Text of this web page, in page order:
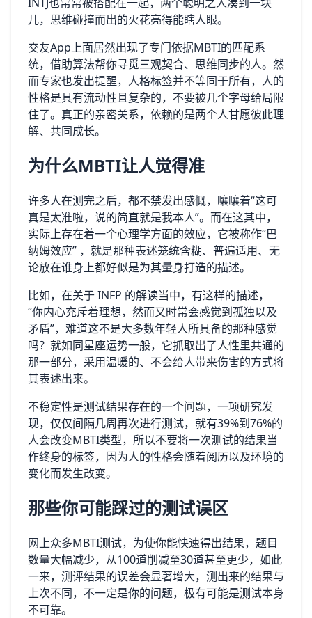
儿，思维碰撞而出的火花亮得能瞎人眼。
交友App上面居然出现了专门依据MBTI的匹配系
统，借助算法帮你寻觅三观契合、思维同步的人。然
而专家也发出提醒，人格标签并不等同于所有，人的
性格是具有流动性且复杂的，不要被几个字母给局限
住了。真正的亲密关系，依赖的是两个人甘愿彼此理
解、共同成长。
为什么MBTI让人觉得准
许多人在测完之后，都不禁发出感慨，嚷嚷着“这可
真是太准啦，说的简直就是我本人”。而在这其中，
实际上存在着一个心理学方面的效应，它被称作“巴
纳姆效应” ，就是那种表述笼统含糊、普遍适用、无
论放在谁身上都好似是为其量身打造的描述。
比如，在关于 INFP 的解读当中，有这样的描述，
“你内心充斥着理想，然而又时常会感觉到孤独以及
矛盾”，难道这不是大多数年轻人所具备的那种感觉
吗？就如同星座运势一般，它抓取出了人性里共通的
那一部分，采用温暖的、不会给人带来伤害的方式将
其表述出来。
不稳定性是测试结果存在的一个问题，一项研究发
现，仅仅间隔几周再次进行测试，就有39%到76%的
人会改变MBTI类型，所以不要将一次测试的结果当
作终身的标签，因为人的性格会随着阅历以及环境的
变化而发生改变。
那些你可能踩过的测试误区
网上众多MBTI测试，为使你能快速得出结果，题目
数量大幅减少，从100道削减至30道甚至更少，如此
一来，测评结果的误差会显著增大，测出来的结果与
上次不同，不一定是你的问题，极有可能是测试本身
不可靠。